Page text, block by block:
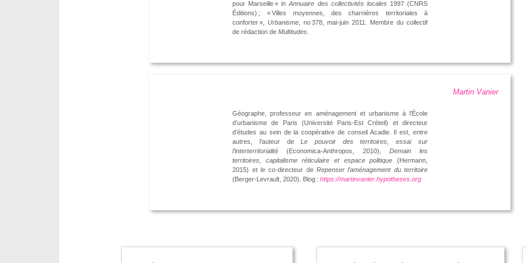
pour Marseille » inAnnuaire des collectivités locales1997 (CNRS
Éditions) ; « Villes moyennes, des charnières territoriales à
conforter »,Urbanisme , no 378, mai-juin 2011. Membre du collectif
de rédaction deMultitudes
Martin Vanier
Géographe, professeur en aménagement et urbanisme à l’École
d’urbanisme de Paris (Université Paris-Est Créteil) et directeur
d’études au sein de la coopérative de conseil Acadie. Il est, entre
autres, l’auteur deLe pouvoir des territoires, essai sur
l’interterritorialité (Economica-Anthropos, 2010), Demain les
territoires, capitalisme réticulaire et espace politique (Hermann,
2015) et le co-directeur de Repenser l’aménagement du territoire
(Berger-Levrault, 2020). Blog :https://martinvanier.hypotheses.org